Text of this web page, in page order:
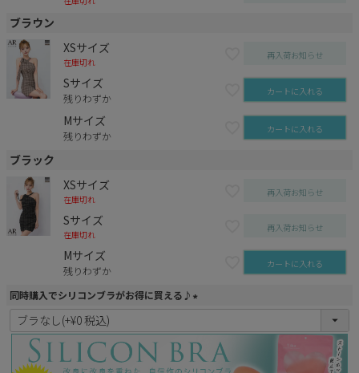
ブラウン
XSサイズ
在庫切れ
再入荷お知らせ
Sサイズ
残りわずか カートに入れる
Mサイズ
残りわずか カートに入れる
ブラック
XSサイズ
在庫切れ
再入荷お知らせ
Sサイズ
在庫切れ
再入荷お知らせ
Mサイズ
残りわずか カートに入れる
同時購入でシリコンブラがお得に買える♪
(
須
)